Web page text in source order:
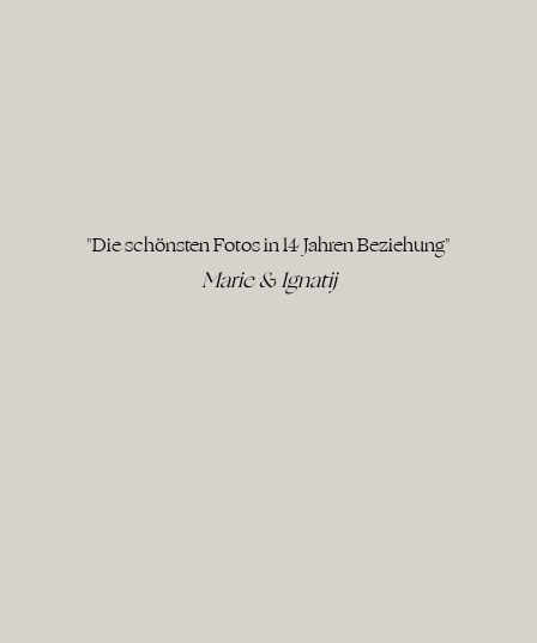
"Die schönsten Fotos in 14 Jahren Beziehung"
Marie & Ignatij